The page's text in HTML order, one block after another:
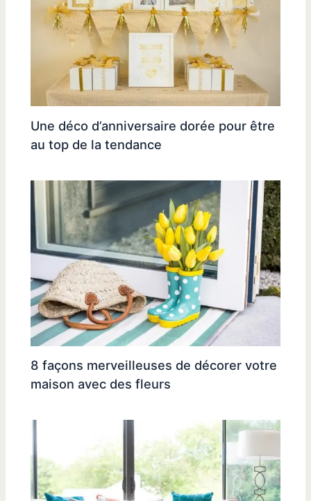
Une déco d’anniversaire dorée pour être
au top de la tendance
8 façons merveilleuses de décorer votre
maison avec des fleurs